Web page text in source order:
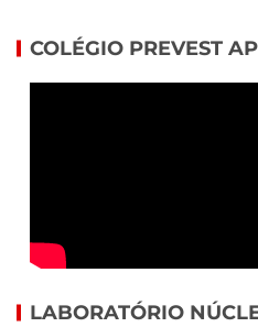
COLÉGIO PREVEST
LABORATÓRIO